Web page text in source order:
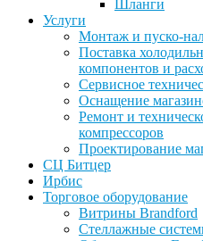
Шланги
Услуги
Монтаж и пуско-
Поставка
компонентов и
Сервисное
Оснащение
Ремонт и
компрессоров
Проектирование
СЦ Битцер
Ирбис
Торговое оборудование
Витрины Brandford
Стеллажные